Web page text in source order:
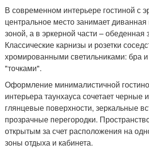
В современном интерьере гостиной с
центральное место занимает
зоной, а в эркерной части – обеденная
Классические карнизы и розетки
хромированными светильниками: бра
"точками".
Оформление минималистичной
интерьера таунхауса сочетает черные
глянцевые поверхности, зеркальные
прозрачные перегородки.
открытым за счет расположения на
зоны отдыха и кабинета.